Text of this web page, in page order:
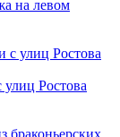
на левом
Ростова